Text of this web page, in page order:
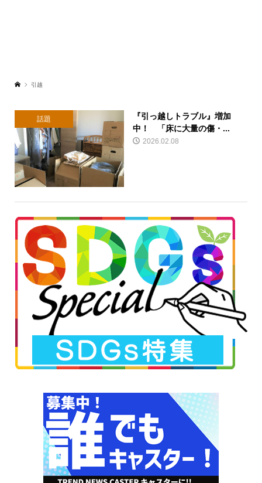
引越
話題
『引っ越しトラブル』増加
中！ 「床に大量の傷・...
2026.02.08